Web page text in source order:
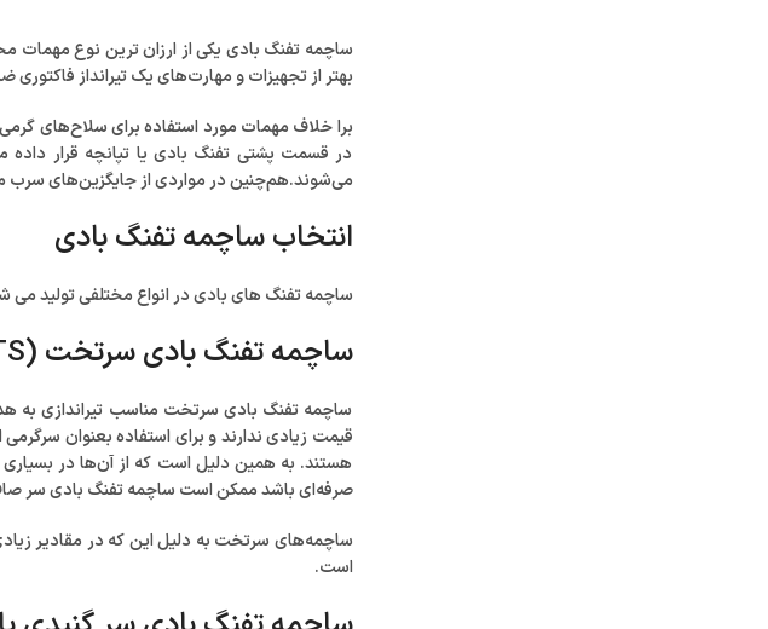
ساچمه تفنگ بادی یکی از ارزان ترین نوع
بهتر از تجهیزات و مهارت‌های یک تیرانداز
برا خلاف مهمات مورد استفاده برای سلاح‌های
در قسمت پشتی تفنگ بادی یا تپانچه قرار
می‌شوند.هم‌چنین در مواردی از جایگزین‌های سرب
انتخاب ساچمه تفنگ بادی
ساچمه تفنگ های بادی در انواع مختلفی تولید می
ساچمه تفنگ بادی سرتخت (WEDCUTTER PELLETS)
ساچمه تفنگ بادی سرتخت مناسب تیراندازی به
قیمت زیادی ندارند و برای استفاده بعنوان
هستند. به همین دلیل است که از آن‌ها در
صرفه‌ای باشد ممکن است ساچمه تفنگ بادی سر
است.